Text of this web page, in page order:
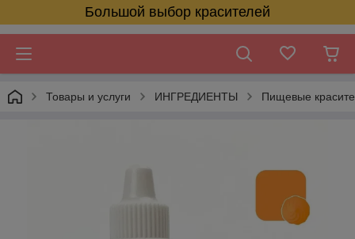
Большой выбор красителей
Товары и услуги ИНГРЕДИЕНТЫ Пищевые